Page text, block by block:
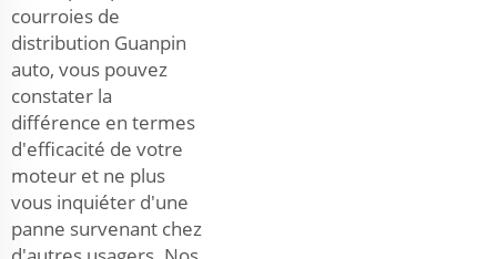
courroies de
distribution Guanpin
auto, vous pouvez
constater la
différence en termes
d'efficacité de votre
moteur et ne plus
vous inquiéter d'une
panne survenant chez